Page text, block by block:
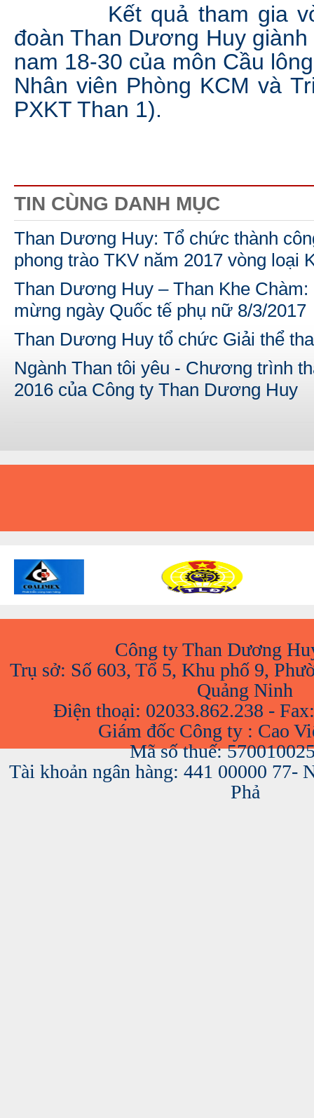
Kết quả tham gia
đoàn Than Dương Huy
nam 18-30 của môn Cầu
Nhân viên Phòng KCM và
PXKT Than 1).
TIN CÙNG DANH MỤC
Than Dương Huy: Tổ chức thành
phong trào TKV năm 2017 vòng loại
Than Dương Huy – Than Khe
mừng ngày Quốc tế phụ nữ 8/3/2017
Than Dương Huy tổ chức Giải thể
Ngành Than tôi yêu - Chương trình
2016 của Công ty Than Dương Huy
Công ty Than Dương
Trụ sở: Số 603, Tổ 5, Khu phố 9,
Quảng Ninh
Điện thoại: 02033.862.238 -
Giám đốc Công ty : Cao
Mã số thuế:
Tài khoản ngân hàng: 441 00000 77-
Phả